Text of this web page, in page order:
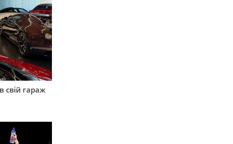
свій гараж